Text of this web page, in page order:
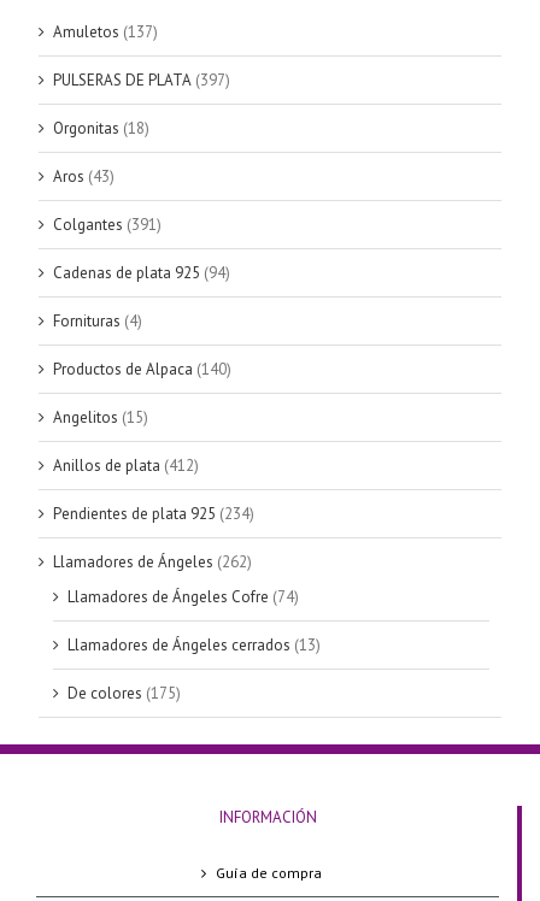
Amuletos (137)
PULSERAS DE PLATA (397)
Orgonitas (18)
Aros (43)
Colgantes (391)
Cadenas de plata 925 (94)
Fornituras (4)
Productos de Alpaca (140)
Angelitos (15)
Anillos de plata (412)
Pendientes de plata 925 (234)
Llamadores de Ángeles (262)
Llamadores de Ángeles Cofre (74)
Llamadores de Ángeles cerrados (13)
De colores (175)
INFORMACIÓN
Guía de compra